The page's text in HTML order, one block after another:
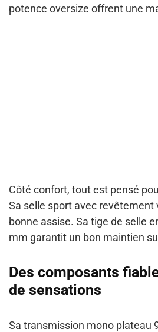
potence oversize offrent une
Côté confort, tout est pensé
Sa selle sport avec revêtement
bonne assise. Sa tige de selle
mm garantit un bon maintien
Des composants
de sensations
Sa transmission mono plateau